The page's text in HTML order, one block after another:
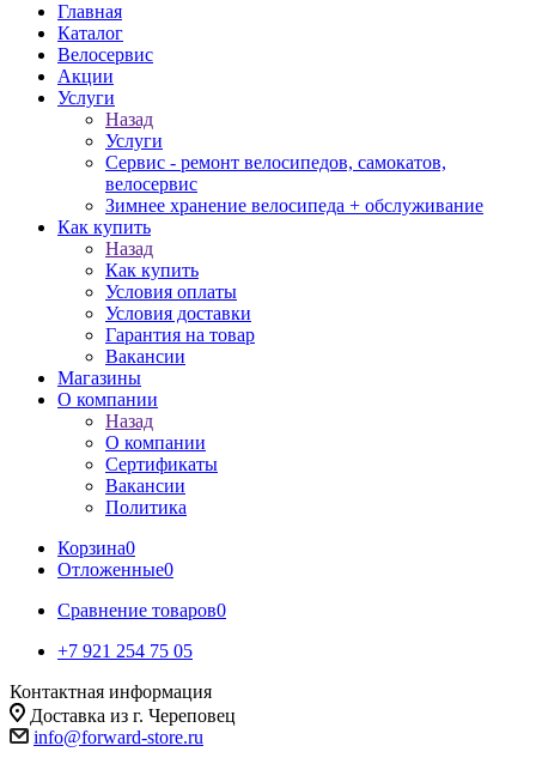
Главная
Каталог
Велосервис
Акции
Услуги
Назад
Услуги
Сервис - ремонт велосипедов, самокатов,
велосервис
Зимнее хранение велосипеда + обслуживание
Как купить
Назад
Как купить
Условия оплаты
Условия доставки
Гарантия на товар
Вакансии
Магазины
О компании
Назад
О компании
Сертификаты
Вакансии
Политика
Корзина0
Отложенные0
Сравнение товаров0
+7 921 254 75 05
Контактная информация
Доставка из г. Череповец
info@forward-store.ru